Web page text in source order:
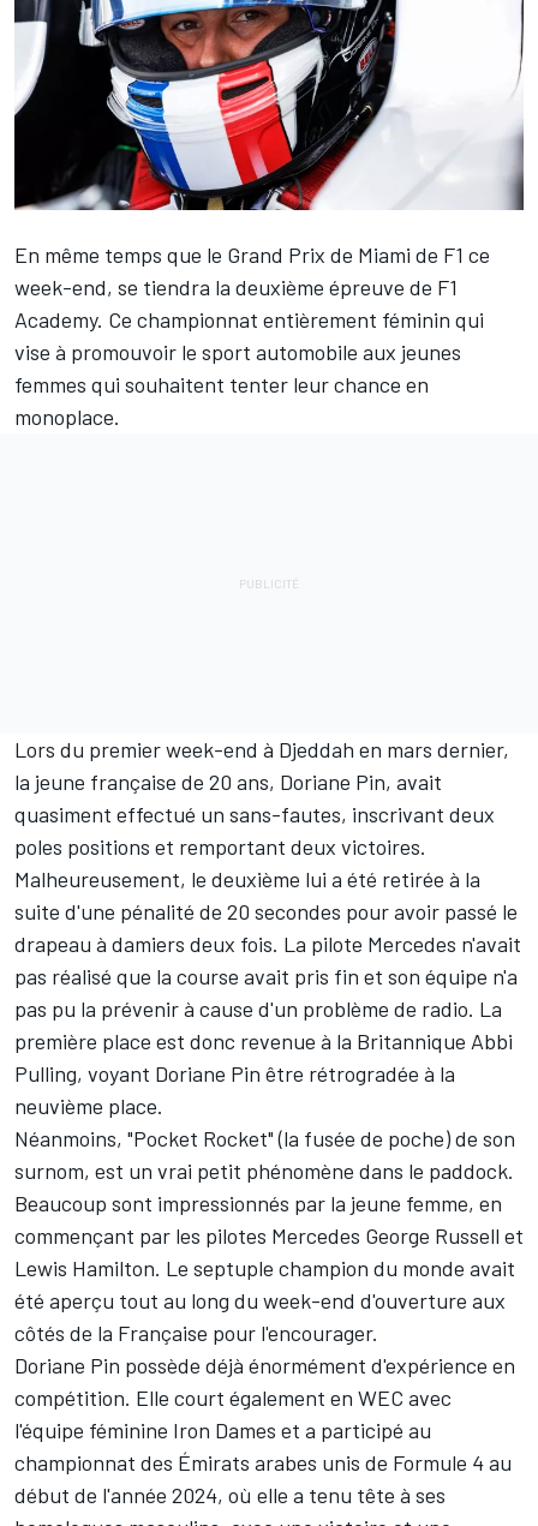
En même temps que le Grand Prix de Miami de F1 ce
week-end, se tiendra la deuxième épreuve de F1
Academy. Ce championnat entièrement féminin qui
vise à promouvoir le sport automobile aux jeunes
femmes qui souhaitent tenter leur chance en
monoplace.
Lors du premier week-end à Djeddah en mars dernier,
la jeune française de 20 ans, Doriane Pin, avait
quasiment effectué un sans-fautes, inscrivant deux
poles positions et remportant deux victoires.
Malheureusement, le deuxième lui a été retirée à la
suite d'une pénalité de 20 secondes pour avoir passé le
drapeau à damiers deux fois. La pilote Mercedes n'avait
pas réalisé que la course avait pris fin et son équipe n'a
pas pu la prévenir à cause d'un problème de radio. La
première place est donc revenue à la Britannique Abbi
Pulling, voyant Doriane Pin être rétrogradée à la
neuvième place.
Néanmoins, "Pocket Rocket" (la fusée de poche) de son
surnom, est un vrai petit phénomène dans le paddock.
Beaucoup sont impressionnés par la jeune femme, en
commençant par les pilotes Mercedes George Russell et
Lewis Hamilton. Le septuple champion du monde avait
été aperçu tout au long du week-end d'ouverture aux
côtés de la Française pour l'encourager.
Doriane Pin possède déjà énormément d'expérience en
compétition. Elle court également en WEC avec
l'équipe féminine Iron Dames et a participé au
championnat des Émirats arabes unis de Formule 4 au
début de l'année 2024, où elle a tenu tête à ses